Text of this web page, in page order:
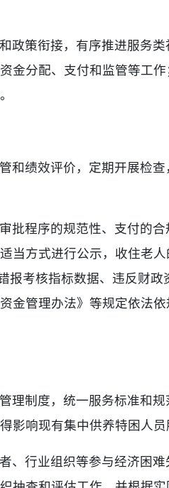
政策衔接，有序推进服务
金分配、支付和监管等工
和绩效评价，定期开展检
批程序的规范性、支付的
当方式进行公示，收住老
报考核指标数据、违反财
金管理办法》等规定依法
理制度，统一服务标准和
响现有集中供养特困人员
、行业组织等参与经济困